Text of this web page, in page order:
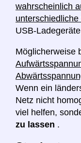
wahrscheinlich
USB-
Möglicherweise
Wenn ein
Netz nicht
viel helfen,
zu lassen .